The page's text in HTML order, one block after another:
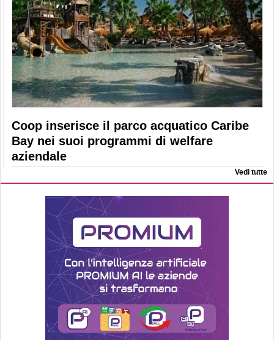
Coop inserisce il parco acquatico Caribe
Bay nei suoi programmi di welfare
aziendale
Vedi tutte